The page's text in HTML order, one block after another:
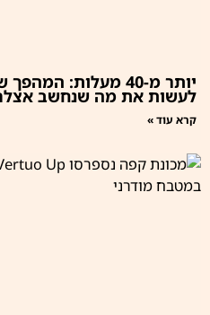
יותר מ-40 מעלות:
לעשות את מה שנחשב
קרא עוד »